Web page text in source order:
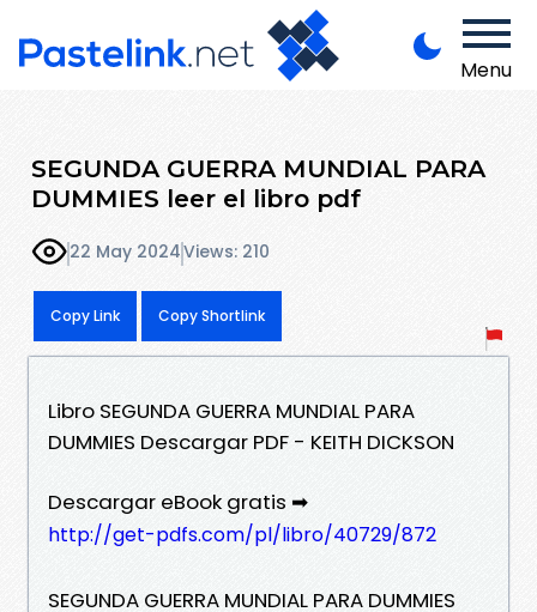
Menu
SEGUNDA GUERRA MUNDIAL PARA
DUMMIES leer el libro pdf
22 May 2024Views: 210
Copy Link Copy Shortlink
Libro SEGUNDA GUERRA MUNDIAL PARA
DUMMIES Descargar PDF - KEITH DICKSON
Descargar eBook gratis ➡
http://get-pdfs.com/pl/libro/40729/872
SEGUNDA GUERRA MUNDIAL PARA DUMMIES